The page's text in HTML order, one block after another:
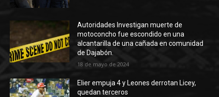
Autoridades Investigan muerte de
motoconcho fue escondido en una
alcantarilla de una cañada en comunidad
de Dajabón.
18 de mayo de 2024
Elier empuja 4 y Leones derrotan Licey,
quedan terceros